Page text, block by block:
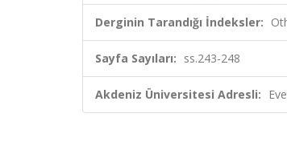
Derginin Tarandığı İndeksler:
Sayfa Sayıları: ss.243-248
Akdeniz Üniversitesi Adresli: